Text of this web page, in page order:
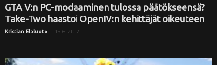
GTA V:n PC-modaaminen tulossa päätökseensä?
Take-Two haastoi OpenIV:n kehittäjät oikeuteen
Kristian Eloluoto - 15.6.2017